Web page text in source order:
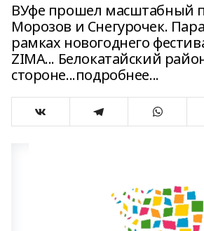
ВУфе прошел масштабный
Морозов и Снегурочек.
рамках новогоднего
ZIMA... Белокатайский
стороне...подробнее...